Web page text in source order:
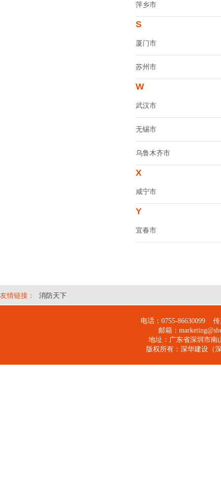
萍乡市
S
厦门市
苏州市
W
武汉市
无锡市
乌鲁木齐市
X
咸宁市
Y
宜春市
友情链接： 消防天下
电话：0755-86630099 传
邮箱：
地址：广东省深圳市南
版权所有：深华建设（